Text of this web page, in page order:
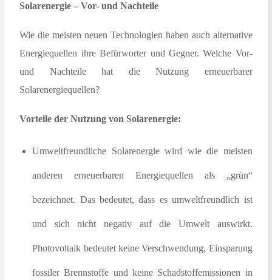
Solarenergie – Vor- und Nachteile
Wie die meisten neuen Technologien haben auch alternative
Energiequellen ihre Befürworter und Gegner. Welche Vor-
und Nachteile hat die Nutzung erneuerbarer
Solarenergiequellen?
Vorteile der Nutzung von Solarenergie:
Umweltfreundliche Solarenergie wird wie die meisten
anderen erneuerbaren Energiequellen als „grün“
bezeichnet. Das bedeutet, dass es umweltfreundlich ist
und sich nicht negativ auf die Umwelt auswirkt.
Photovoltaik bedeutet keine Verschwendung, Einsparung
fossiler Brennstoffe und keine Schadstoffemissionen in